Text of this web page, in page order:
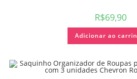
R$69,90
Adicionar ao